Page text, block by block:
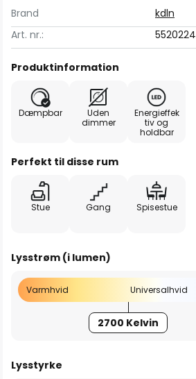
Brand
kdln
Art. nr.:
5520224
Produktinformation
Dæmpbar
Uden
dimmer
Energieffek
tiv og
holdbar
Perfekt til disse rum
Stue Gang Spisestue
Lysstrøm (i lumen)
Varmhvid Universalhvid
2700 Kelvin
Lysstyrke